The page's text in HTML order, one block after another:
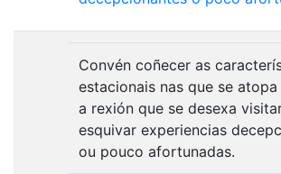
Convén coñecer as
estacionais nas que se
a rexión que se desexa
esquivar experiencias
ou pouco afortunadas.